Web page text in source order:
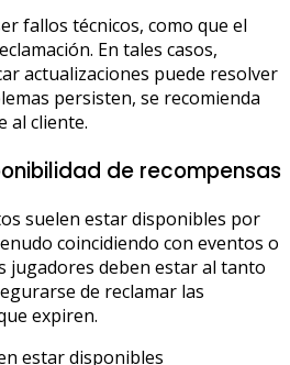
fallos técnicos, como que el
En tales casos,
actualizaciones puede resolver
persisten, se recomienda
al cliente.
de recompensas
suelen estar disponibles por
coincidiendo con eventos o
jugadores deben estar al tanto
de reclamar las
expiren.
estar disponibles